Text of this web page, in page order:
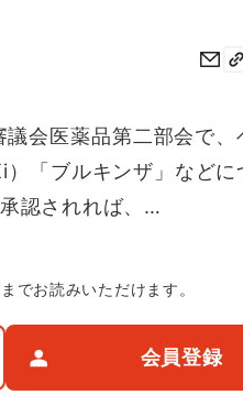
会医薬品第二部会で、
「ブルキンザ」などに
認されれば、…
でお読みいただけます。
会員登録